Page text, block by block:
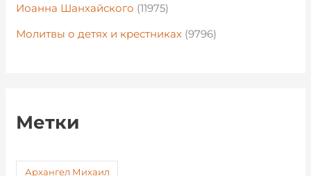
Иоанна Шанхайского (11975)
Молитвы о детях и крестниках (9796)
Метки
Архангел Михаил